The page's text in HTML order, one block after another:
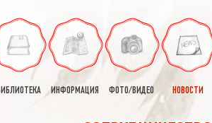
ИНФОРМАЦИЯ ФОТО/ВИДЕО НОВОСТИ